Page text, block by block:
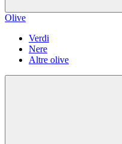
Olive
Verdi
Nere
Altre olive